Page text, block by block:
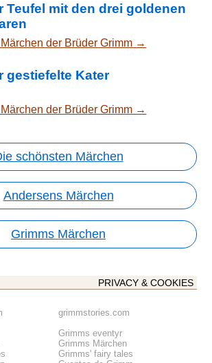
Teufel mit den drei goldenen
der Brüder Grimm →
gestiefelte Kater
der Brüder Grimm →
schönsten Märchen
Andersens Märchen
Grimms Märchen
PRIVACY & COOKIES
grimmstories.com
Grimms eventyr
Grimms Märchen
Grimms' fairy tales